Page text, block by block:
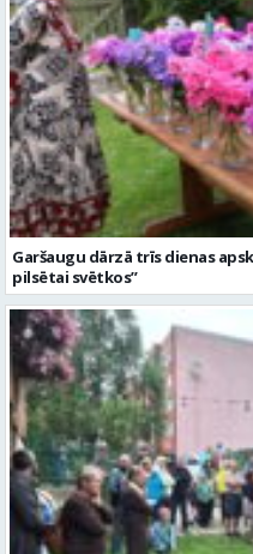
Garšaugu dārzā trīs dienas
pilsētai svētkos”